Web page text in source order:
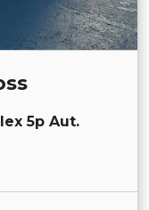
5p Aut.